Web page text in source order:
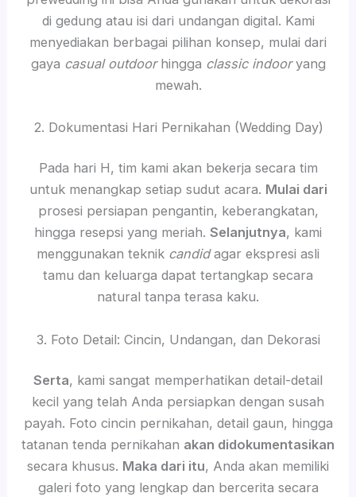
di gedung atau isi dari undangan digital. Kami
menyediakan berbagai pilihan konsep, mulai dari
gaya casual outdoorhingga classic indooryang
mewah.
2. Dokumentasi Hari Pernikahan (Wedding Day)
Pada hari H, tim kami akan bekerja secara tim
untuk menangkap setiap sudut acara. Mulai dari
prosesi persiapan pengantin, keberangkatan,
hingga resepsi yang meriah. Selanjutnya, kami
menggunakan teknik candidagar ekspresi asli
tamu dan keluarga dapat tertangkap secara
natural tanpa terasa kaku.
3. Foto Detail: Cincin, Undangan, dan Dekorasi
Serta, kami sangat memperhatikan detail-detail
kecil yang telah Anda persiapkan dengan susah
payah. Foto cincin pernikahan, detail gaun, hingga
tatanan tenda pernikahan akan didokumentasikan
secara khusus. Maka dari itu, Anda akan memiliki
galeri foto yang lengkap dan bercerita secara